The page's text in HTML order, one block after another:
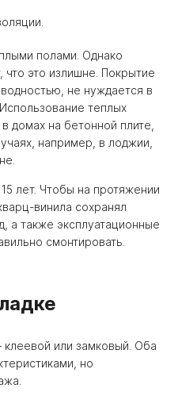
полами. Однако
что это излишне. Покрытие
не нуждается в
теплых
домах на бетонной плите,
например, в лоджии,
лет. Чтобы на протяжении
винила сохранял
а также эксплуатационные
смонтировать.
клеевой или замковый. Оба
но